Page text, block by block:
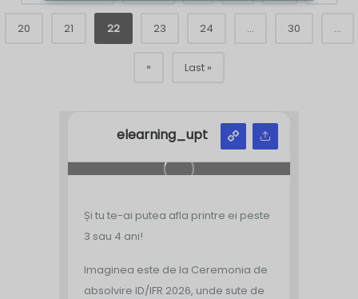
20 21 22 23 24 ... 30 ...
» Last »
elearning_upt
Și tu te-ai putea afla printre ei peste
3 sau 4 ani!
Imaginea este de la Ceremonia de
absolvire ID/IFR 2026, unde sute de